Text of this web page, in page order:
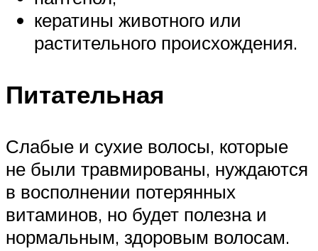
кератины животного или
растительного происхождения.
Питательная
Слабые и сухие волосы, которые
не были травмированы, нуждаются
в восполнении потерянных
витаминов, но будет полезна и
нормальным, здоровым волосам.